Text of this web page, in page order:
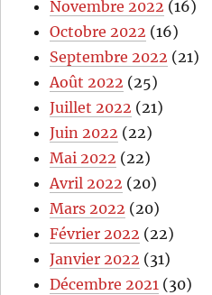
Novembre 2022 (16)
Octobre 2022 (16)
Septembre 2022 (21)
Août 2022 (25)
Juillet 2022 (21)
Juin 2022 (22)
Mai 2022 (22)
Avril 2022 (20)
Mars 2022 (20)
Février 2022 (22)
Janvier 2022 (31)
Décembre 2021 (30)